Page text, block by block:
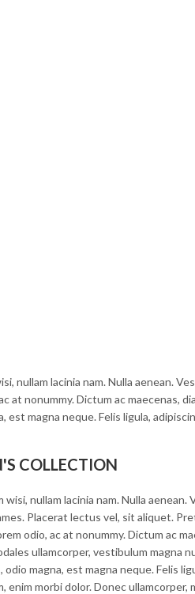
nullam lacinia nam. Nulla aenean.
at nonummy. Dictum ac maecenas,
est magna neque. Felis ligula,
COLLECTION
wisi, nullam lacinia nam. Nulla aenean.
Placerat lectus vel, sit aliquet.
odio, ac at nonummy. Dictum ac
ullamcorper, vestibulum magna
odio magna, est magna neque. Felis
enim morbi dolor. Donec ullamcorper,